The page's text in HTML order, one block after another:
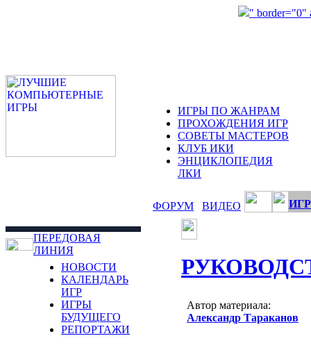
" border="0"
ИГРЫ ПО ЖАНРАМ
ПРОХОЖДЕНИЯ ИГР
СОВЕТЫ МАСТЕРОВ
КЛУБ ИКИ
ЭНЦИКЛОПЕДИЯ
ЛКИ
ФОРУМ ВИДЕО
ПЕРЕДОВАЯ
ЛИНИЯ
НОВОСТИ
КАЛЕНДАРЬ
ИГР
ИГРЫ
БУДУЩЕГО
РЕПОРТАЖИ
Автор материала:
Александр Тараканов